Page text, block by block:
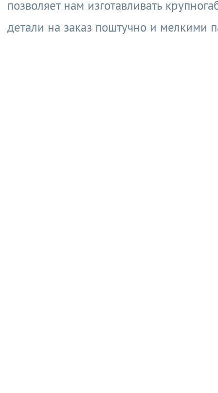
позволяет нам изготавливать
детали на заказ поштучно и мелкими